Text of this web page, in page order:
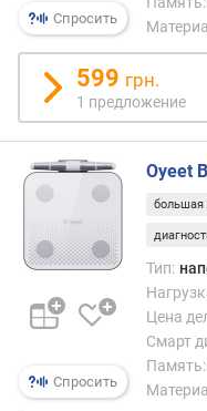
Спросить
599 грн.
1 предложение
Спросить
Oyeet
большая
Тип:
Цена
Смарт
Память: